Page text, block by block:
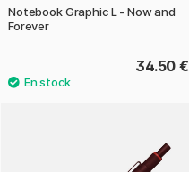
Notebook Graphic L - Now and
Forever
34.50 €